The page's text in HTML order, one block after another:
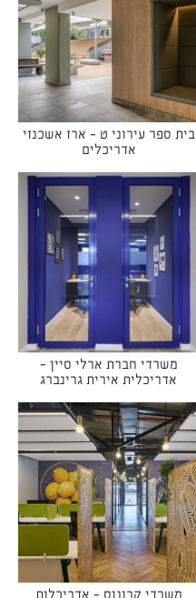
בית ספר עירוני ט - ארז אשכנזי
אדריכלים
משרדי חברת ארלי סיין -
אדריכלית אירית גרינברג